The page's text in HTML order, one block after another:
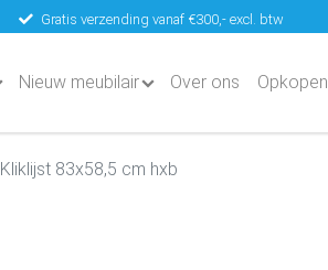
Gratis verzending vanaf €300,- excl. btw
Nieuw meubilair Over ons Opkopen
Kliklijst 83x58,5 cm hxb